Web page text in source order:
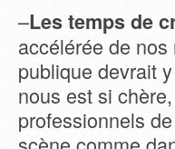
–Les temps de
accélérée de
publique devrait
nous est si
professionnels